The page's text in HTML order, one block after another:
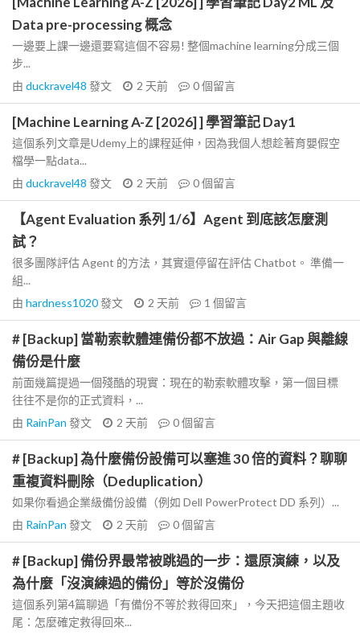
Data pre-processing 概念
一邊要上課一邊還要寫這個不容易! 整個machine learning分成三個
步...
由 duckravel48 發文 2 天前 0個留言
[Machine Learning A-Z [2026] ] 學習筆記 Day1
這個系列文章是Udemy上的課程延伸，因為我個人想趁著育嬰假空
檔學一點data...
由 duckravel48 發文 2 天前 0個留言
【Agent Evaluation 系列 1/6】Agent 到底該怎麼測
試？
很多團隊評估 Agent 的方法，其實還停留在評估 Chatbot。 準備一
組...
由 hardness1020發文 2 天前 1 個留言
# [Backup] 當勒索軟體連備份都不放過：Air Gap 與離線
備份是什麼
前面幾篇提過一個殘酷的現實：現在的勒索軟體攻擊，第一個目標
往往不是你的正式資料，...
由 RainPan 發文 2 天前 0個留言
# [Backup] 為什麼備份設備可以塞進 30 倍的資料？聊聊
重複資料刪除（Deduplication）
如果你看過企業級備份設備（例如 Dell PowerProtect DD 系列）...
由 RainPan 發文 2 天前 0個留言
# [Backup] 備份界最常被跳過的一步：還原演練，以及
為什麼「沒演練過的備份」等於沒備份
這個系列第4篇聊過「有備份不等於救得回來」，今天把這個主題收
尾：怎麼確定救得回來...